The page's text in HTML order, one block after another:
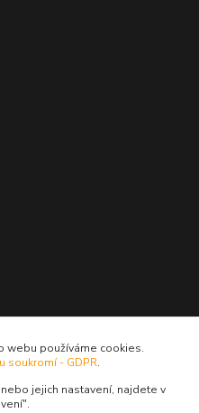
webu používáme cookies.
soukromí - GDPR.
jejich nastavení, najdete v
.